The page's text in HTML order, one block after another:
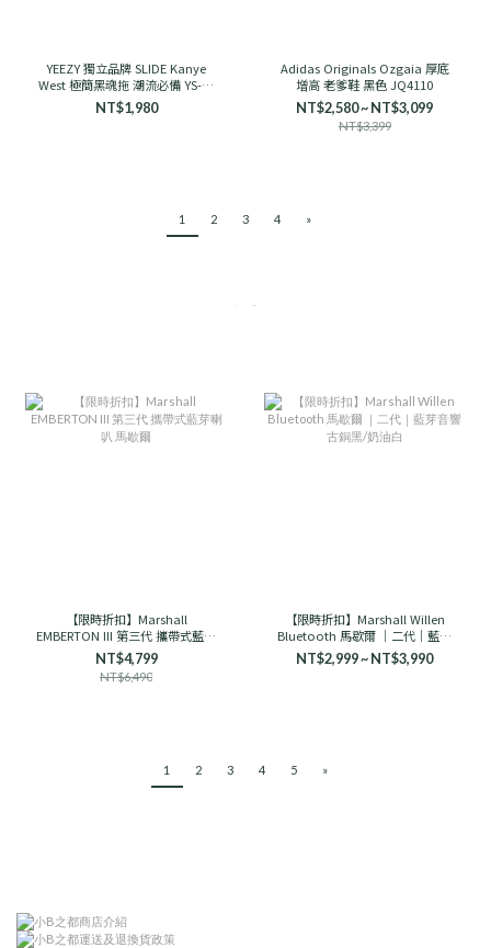
YEEZY 獨立品牌 SLIDE Kanye
West 極簡黑魂拖 潮流必備 YS-01
舒適
NT$1,980
Adidas Originals Ozgaia 厚底
增高 老爹鞋 黑色 JQ4110
NT$2,580 ~ NT$3,099
NT$3,399
1 2 3 4 »
【限時折扣】Marshall
EMBERTON III 第三代 攜帶式藍芽
喇叭 馬歇爾
NT$4,799
NT$6,490
【限時折扣】Marshall Willen
Bluetooth 馬歇爾 ｜二代｜藍芽
音響 古銅黑/奶油白
NT$2,999 ~ NT$3,990
1 2 3 4 5 »